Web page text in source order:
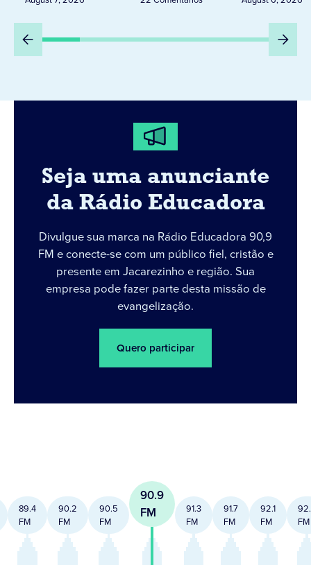
Seja uma anunciante
da Rádio Educadora
Divulgue sua marca na Rádio Educadora 90,9
FM e conecte-se com um público fiel, cristão e
presente em Jacarezinho e região. Sua
empresa pode fazer parte desta missão de
evangelização.
Quero participar
89.4
FM
90.2
FM
90.5
FM
90.9
FM
91.3
FM
91.7
FM
92.1
FM
FM